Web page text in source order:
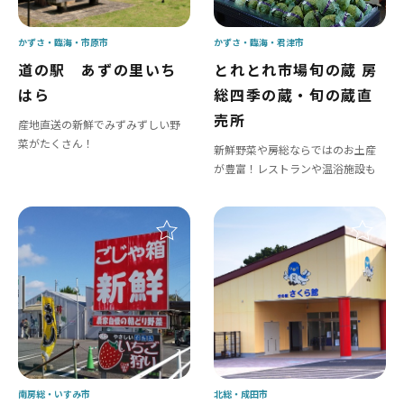
道の駅 あずの里いち
はら
産地直送の新鮮でみずみずしい野
菜がたくさん！
かずさ・臨海 市原市
とれとれ市場旬の蔵 房
総四季の蔵・旬の蔵直
売所
新鮮野菜や房総ならではのお土産
が豊富！レストランや温浴施設も
かずさ・臨海 君津市
南房総 いすみ市 北総 成田市